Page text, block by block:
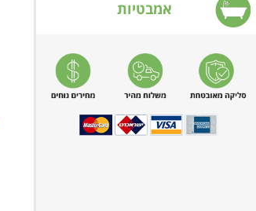
אמבטיות